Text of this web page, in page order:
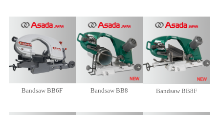
Bandsaw BB6F Bandsaw BB8 Bandsaw BB8F